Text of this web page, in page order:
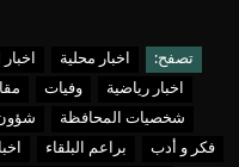
تصفح: اخبار محلية اخبار
اخبار رياضية
وفيات
شخصيات المحافظة
شؤون
فكر و أدب
براعم البلقاء